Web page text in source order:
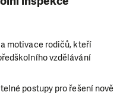
motivace rodičů, kteří
vzdělávání
postupy pro řešení nově